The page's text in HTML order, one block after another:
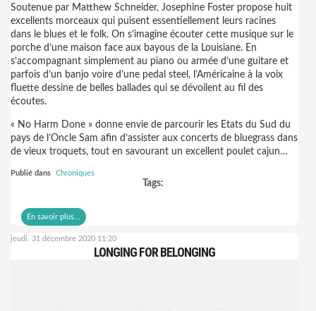
Soutenue par Matthew Schneider, Josephine Foster propose huit
excellents morceaux qui puisent essentiellement leurs racines
dans le blues et le folk. On s’imagine écouter cette musique sur le
porche d’une maison face aux bayous de la Louisiane. En
s’accompagnant simplement au piano ou armée d’une guitare et
parfois d’un banjo voire d’une pedal steel, l’Américaine à la voix
fluette dessine de belles ballades qui se dévoilent au fil des
écoutes.
« No Harm Done » donne envie de parcourir les Etats du Sud du
pays de l’Oncle Sam afin d’assister aux concerts de bluegrass dans
de vieux troquets, tout en savourant un excellent poulet cajun…
Publié dans Chroniques
Tags:
En savoir plus...
jeudi, 31 décembre 2020 11:20
LONGING FOR BELONGING